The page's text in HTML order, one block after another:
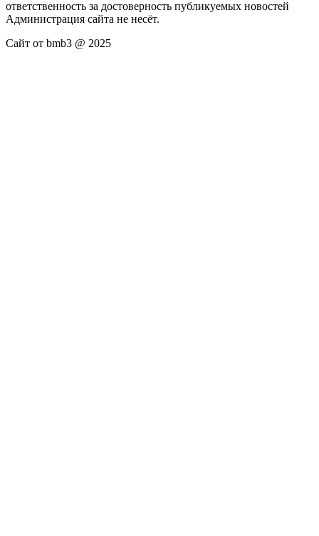
ответственность за достоверность публикуемых новостей
Администрация сайта не несёт.
Сайт от bmb3 @ 2025